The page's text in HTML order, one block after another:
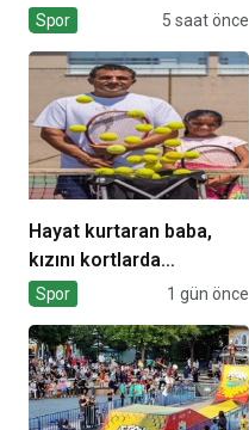
Spor 5 saat önce
Hayat kurtaran baba,
kızını kortlarda
şampiyonluğa hazırlıyor
Spor 1 gün önce